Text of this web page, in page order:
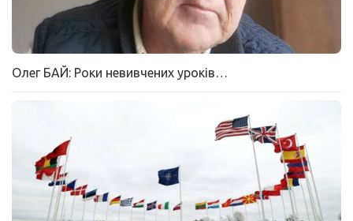
Олег БАЙ: Роки невивчених уроків…